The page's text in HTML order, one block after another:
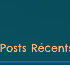
Posts